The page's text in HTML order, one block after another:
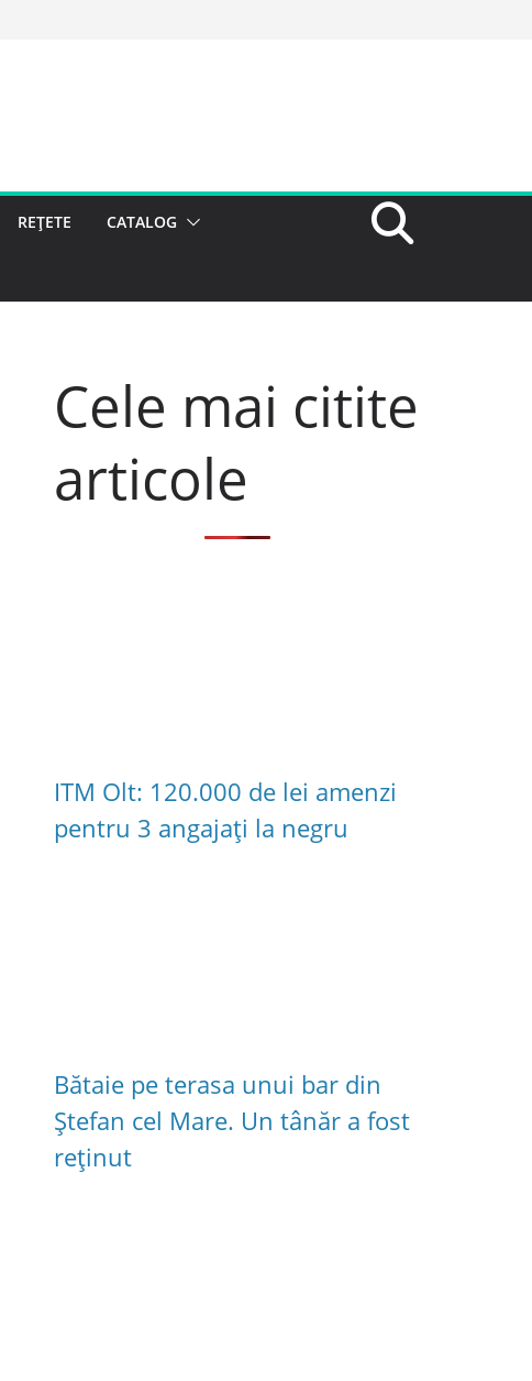
REȚETE CATALOG
Cele mai citite
articole
ITM Olt: 120.000 de lei amenzi
pentru 3 angajați la negru
Bătaie pe terasa unui bar din
Ștefan cel Mare. Un tânăr a fost
reținut